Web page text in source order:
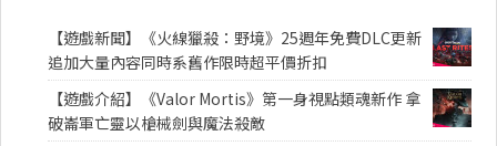
【遊戲新聞】《火線獵殺：野境》25週年免費DLC更新
追加大量內容同時系舊作限時超平價折扣
【遊戲介紹】《Valor Mortis》第一身視點類魂新作 拿
破崙軍亡靈以槍械劍與魔法殺敵